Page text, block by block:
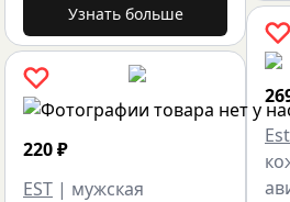
Узнать больше
220₽
EST | мужская
Est